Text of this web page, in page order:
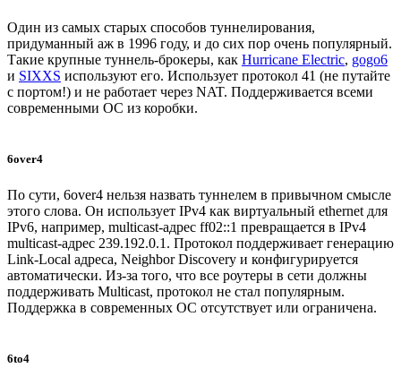
Один из самых старых способов туннелирования,
придуманный аж в 1996 году, и до сих пор очень популярный.
Такие крупные туннель-брокеры, как Hurricane Electric, gogo6
и SIXXS используют его. Использует протокол 41 (не путайте
с портом!) и не работает через NAT. Поддерживается всеми
современными ОС из коробки.
6over4
По сути, 6over4 нельзя назвать туннелем в привычном смысле
этого слова. Он использует IPv4 как виртуальный ethernet для
IPv6, например, multicast-адрес ff02::1 превращается в IPv4
multicast-адрес 239.192.0.1. Протокол поддерживает генерацию
Link-Local адреса, Neighbor Discovery и конфигурируется
автоматически. Из-за того, что все роутеры в сети должны
поддерживать Multicast, протокол не стал популярным.
Поддержка в современных ОС отсутствует или ограничена.
6to4